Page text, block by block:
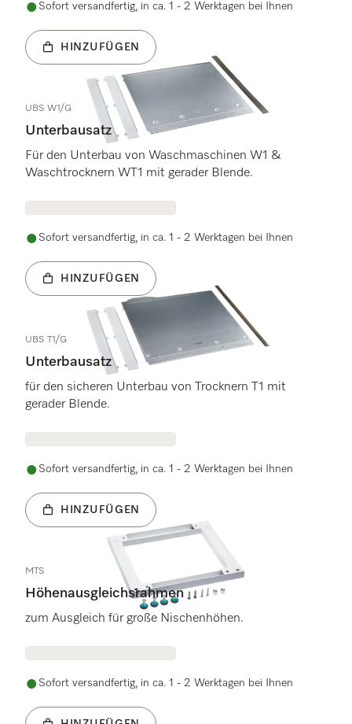
Sofort versandfertig, in ca. 1 - 2 Werktagen bei Ihnen
HINZUFÜGEN
UBS W1/G
Unterbausatz
Für den Unterbau von Waschmaschinen W1 &
Waschtrocknern WT1 mit gerader Blende.
Sofort versandfertig, in ca. 1 - 2 Werktagen bei Ihnen
HINZUFÜGEN
UBS T1/G
Unterbausatz
für den sicheren Unterbau von Trocknern T1 mit
gerader Blende.
Sofort versandfertig, in ca. 1 - 2 Werktagen bei Ihnen
HINZUFÜGEN
MTS
Höhenausgleichsrahmen
zum Ausgleich für große Nischenhöhen.
Sofort versandfertig, in ca. 1 - 2 Werktagen bei Ihnen